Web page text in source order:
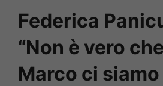
Federica
“Non è vero
Marco ci